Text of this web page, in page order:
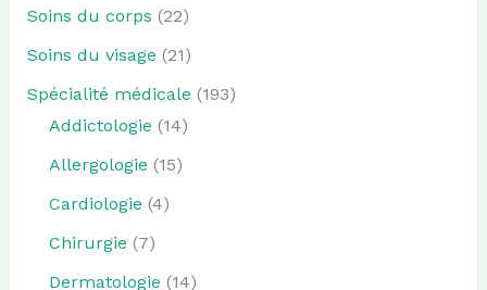
Soins du corps (22)
Soins du visage (21)
Spécialité médicale (193)
Addictologie (14)
Allergologie (15)
Cardiologie (4)
Chirurgie (7)
Dermatologie (14)